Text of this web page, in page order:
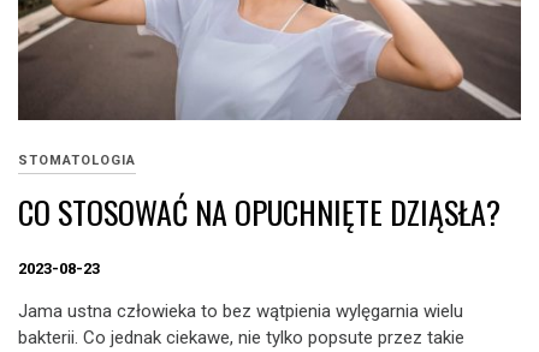
STOMATOLOGIA
CO STOSOWAĆ NA OPUCHNIĘTE DZIĄSŁA?
2023-08-23
Jama ustna człowieka to bez wątpienia wylęgarnia wielu
bakterii. Co jednak ciekawe, nie tylko popsute przez takie